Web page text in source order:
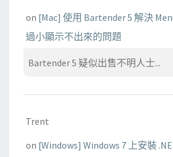
on [Mac] 使用 Bartender 5 解決
過小顯示不出來的問題
Bartender 5 疑似出售不明人士...
Trent
on [Windows] Windows 7 上安裝